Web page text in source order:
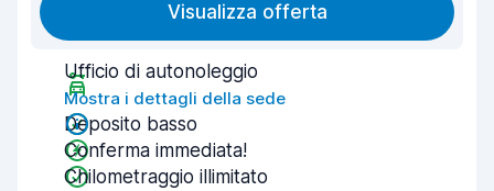
Visualizza offerta
Ufficio di autonoleggio
Mostra i dettagli della sede
Deposito basso
Conferma immediata!
Chilometraggio illimitato